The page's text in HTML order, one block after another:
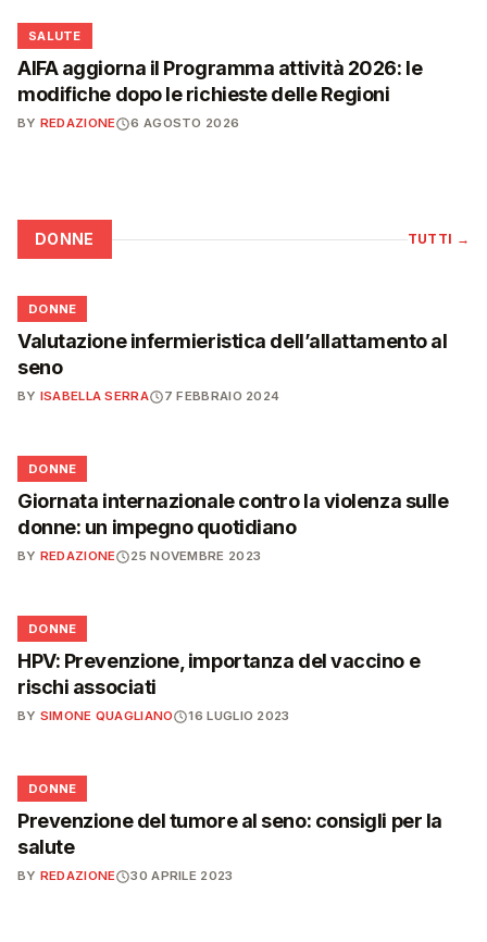
❤️
SALUTE
AIFA aggiorna il Programma attività 2026: le
modifiche dopo le richieste delle Regioni
BY REDAZIONE 6 AGOSTO 2026
DONNE TUTTI →
🌸
DONNE
Valutazione infermieristica dell’allattamento al
seno
BY ISABELLA SERRA 7 FEBBRAIO 2024
🌸
DONNE
Giornata internazionale contro la violenza sulle
donne: un impegno quotidiano
BY REDAZIONE 25 NOVEMBRE 2023
🌸
DONNE
HPV: Prevenzione, importanza del vaccino e
rischi associati
BY SIMONE QUAGLIANO 16 LUGLIO 2023
🌸
DONNE
Prevenzione del tumore al seno: consigli per la
salute
BY REDAZIONE 30 APRILE 2023